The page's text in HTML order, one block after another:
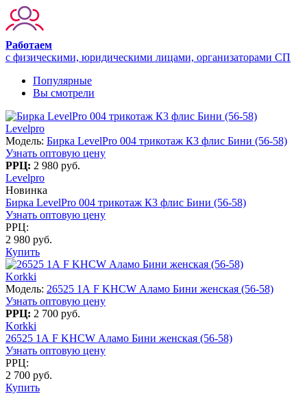
Работаем
с физическими, юридическими лицами, организаторами СП
Популярные
Вы смотрели
Levelpro
Модель: Бирка LevelPro 004 трикотаж К3 флис Бини (56-58)
Узнать оптовую цену
РРЦ: 2 980 руб.
Levelpro
Новинка
Бирка LevelPro 004 трикотаж К3 флис Бини (56-58)
Узнать оптовую цену
РРЦ:
2 980 руб.
Купить
Korkki
Модель: 26525 1А F KHCW Аламо Бини женская (56-58)
Узнать оптовую цену
РРЦ: 2 700 руб.
Korkki
26525 1А F KHCW Аламо Бини женская (56-58)
Узнать оптовую цену
РРЦ:
2 700 руб.
Купить